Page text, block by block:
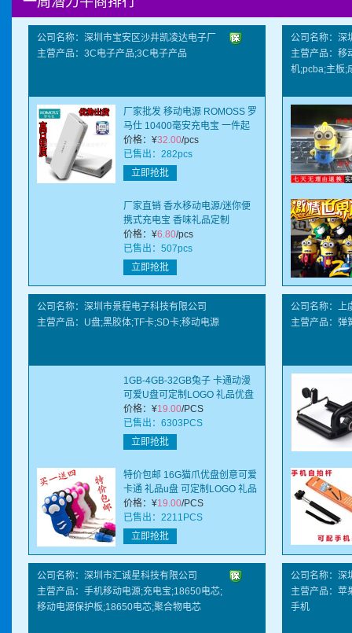
力于高新技术的应用、研究与开发，
依靠自身强大的技术 实力和多年丰
富的经营经验。我们将坚持不断创
新，以提供最优质的 产品来回报客
公司名称：深圳市宝安区沙井凯凌达电子厂
主营产品：3C电子产品;3C电子产品
厂家批发 移动电源 ROMOSS 罗
马仕 10400毫安充电宝 一件起
批
价格： ¥32.00/pcs
已售出：282pcs
立即抢批
厂家直销 香水移动电源/迷你便
携式充电宝 香味礼品定制
2600mAh
价格： ¥6.80/pcs
已售出：507pcs
立即抢批
公司名称：深
主营产品：移
机;pcba;主板;
公司名称：深圳市景程电子科技有限公司
主营产品：U盘;黑胶体;TF卡;SD卡;移动电源
1GB-4GB-32GB兔子 卡通动漫
可爱U盘可定制LOGO 礼品优盘
特价包邮
价格： ¥19.00/PCS
已售出：6303PCS
立即抢批
特价包邮 16G猫爪优盘创意可爱
卡通 礼品u盘 可定制LOGO 礼品
优盘
价格： ¥19.00/PCS
已售出：2211PCS
立即抢批
公司名称：上
主营产品：弹
公司名称：深圳市汇诚星科技有限公司
主营产品：手机移动电源;充电宝;18650电芯;
移动电源保护板;18650电芯;聚合物电芯
主营产品：苹
手机